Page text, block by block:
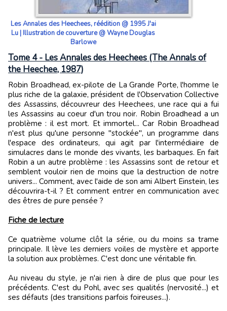
Les Annales des Heechees, réédition @ 1995 J'ai
Lu | Illustration de couverture @ Wayne Douglas
Barlowe
Tome 4 - Les Annales des Heechees (The Annals of
the Heechee, 1987)
Robin Broadhead, ex-pilote de La Grande Porte, l'homme le
plus riche de la galaxie, président de l'Observation Collective
des Assassins, découvreur des Heechees, une race qui a fui
les Assassins au coeur d'un trou noir. Robin Broadhead a un
problème : il est mort. Et immortel... Car Robin Broadhead
n'est plus qu'une personne "stockée", un programme dans
l'espace des ordinateurs, qui agit par l'intermédiaire de
simulacres dans le monde des vivants, les barbaques. En fait
Robin a un autre problème : les Assassins sont de retour et
semblent vouloir rien de moins que la destruction de notre
univers... Comment, avec l'aide de son ami Albert Einstein, les
découvrira-t-il ? Et comment entrer en communication avec
des êtres de pure pensée ?
Fiche de lecture
Ce quatrième volume clôt la série, ou du moins sa trame
principale. Il lève les derniers voiles de mystère et apporte
la solution aux problèmes. C'est donc une véritable fin.
Au niveau du style, je n'ai rien à dire de plus que pour les
précédents. C'est du Pohl, avec ses qualités (nervosité...) et
ses défauts (des transitions parfois foireuses...).